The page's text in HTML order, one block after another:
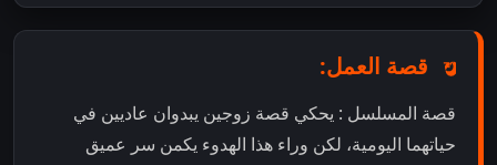
قصة العمل:
قصة المسلسل : يحكي قصة زوجين يبدوان عاديين في
حياتهما اليومية، لكن وراء هذا الهدوء يكمن سر عميق